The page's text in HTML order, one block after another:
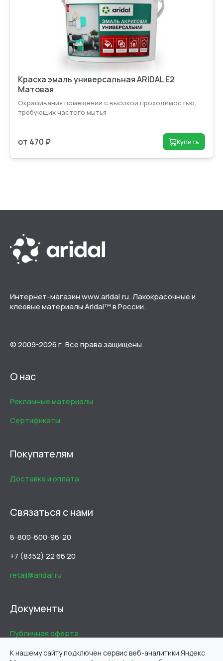
Краска эмаль универсальная ARIDAL E2
Матовая
Окрашивания помещений с высокой проходимо­стью,
требующих частого мытья
от 470 ₽ Купить
Интернет-магазин www.aridal.ru. Лакокрасочные и
клеевые материалы Aridal™ в России.
© 2009-2026 г. Все права защищены.
О нас
Рекламные материалы
Сертификаты
Покупателям
Доставка и оплата
Связаться с нами
8-800-600-96-20
+7 (8352) 22 66 20
retail@aridal.ru
Документы
Публичная оферта
Пользовательское соглашение
К нашему сайту подключен сервис веб-аналитики Яндекс